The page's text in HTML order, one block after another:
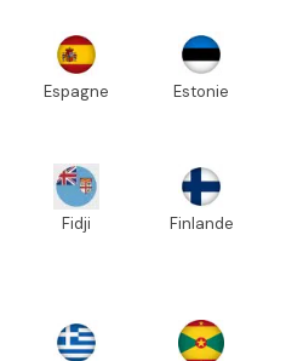
Espagne Estonie
Fidji Finlande